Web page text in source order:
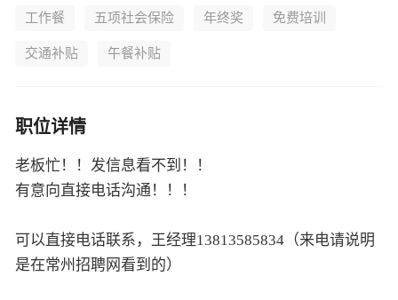
工作餐 五项社会保险 年终奖 免费培训
交通补贴 午餐补贴
职位详情
老板忙！！发信息看不到！！
有意向直接电话沟通！！！
可以直接电话联系，王经理13813585834（来电请说明
是在常州招聘网看到的）